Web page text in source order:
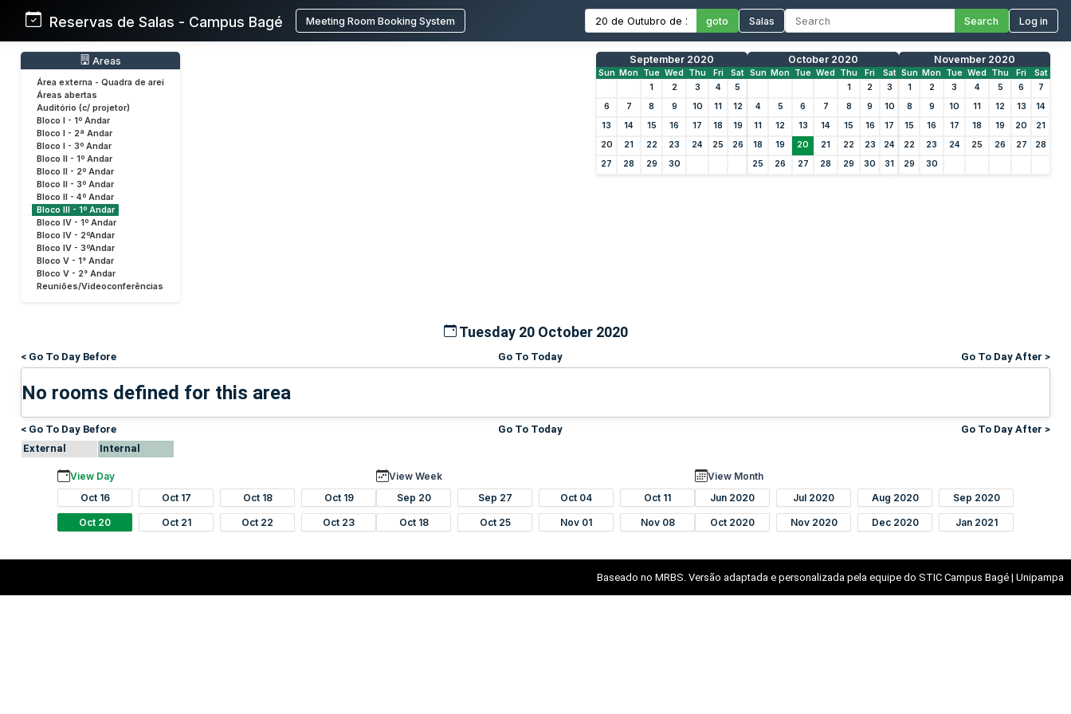
Reservas de Salas - Campus Bagé Meeting Room Booking System goto Salas Search Log in
Areas
Área externa - Quadra de arei
Áreas abertas
Auditório (c/ projetor)
Bloco I - 1º Andar
Bloco I - 2ª Andar
Bloco I - 3º Andar
Bloco II - 1º Andar
Bloco II - 2º Andar
Bloco II - 3º Andar
Bloco II - 4º Andar
Bloco III - 1º Andar
Bloco IV - 1º Andar
Bloco IV - 2ºAndar
Bloco IV - 3ºAndar
Bloco V - 1° Andar
Bloco V - 2° Andar
Reuniões/Videoconferências
September 2020
Sun Mon Tue Wed Thu Fri
Sat
1
2 3 4
5
6
7 8 9 10 11
12
13
14 15 16 17 18
19
20
21 22 23 24 25
26
27
28 29 30
October 2020
Sun Mon Tue Wed Thu Fri
Sat
1
2
3
4
5 6 7 8 9
10
11
12 13 14 15 16
17
18
19 20 21 22 23
24
25
26 27 28 29 30 31
November 2020
Sun Mon Tue Wed Thu Fri
Sat
1
2 3 4 5 6
7
8
9 10 11 12 13
14
15
16 17 18 19 20
21
22
23 24 25 26 27
28
29
30
Tuesday 20 October 2020
< Go To Day Before Go To Today Go To Day After >
No rooms defined for this area
< Go To Day Before Go To Today
Go To Day After >
External
Internal
View Day
Oct 16
Oct 17 Oct 18 Oct 19
Oct 20 Oct 21 Oct 22 Oct 23
View Week
Sep 20
Sep 27 Oct 04 Oct 11
Oct 18 Oct 25 Nov 01 Nov 08
View Month
Jun 2020
Jul 2020 Aug 2020 Sep 2020
Oct 2020 Nov 2020 Dec 2020 Jan 2021
Baseado no MRBS. Versão adaptada e personalizada pela equipe do STIC Campus Bagé | Unipampa